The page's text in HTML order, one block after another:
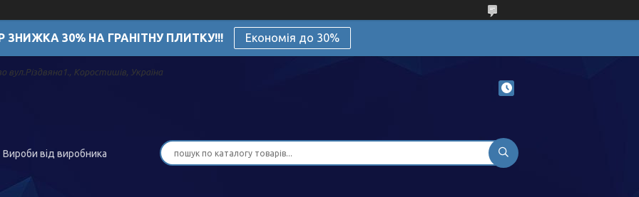
ЗНИЖКА 30% НА ГРАНІТНУ ПЛИТКУ!!! Економія до 30%
Коростишів, Україна
Вироби від виробника